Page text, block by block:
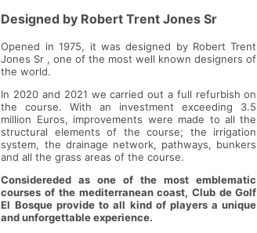
Designed by Robert Trent Jones Sr
Opened in 1975, it was designed by Robert Trent
Jones Sr , one of the most well known designers of
the world.
In 2020 and 2021 we carried out a full refurbish on
the course. With an investment exceeding 3.5
million Euros, improvements were made to all the
structural elements of the course; the irrigation
system, the drainage network, pathways, bunkers
and all the grass areas of the course.
Considereded as one of the most emblematic
courses of the mediterranean coast, Club de Golf
El Bosque provide to all kind of players a unique
and unforgettable experience.